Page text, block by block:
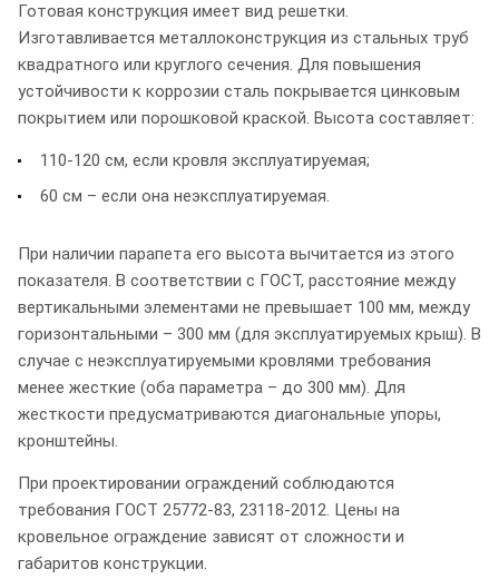
Готовая конструкция имеет вид решетки.
Изготавливается металлоконструкция из стальных труб
квадратного или круглого сечения. Для повышения
устойчивости к коррозии сталь покрывается цинковым
покрытием или порошковой краской. Высота составляет:
110-120 см, если кровля эксплуатируемая;
60 см – если она неэксплуатируемая.
При наличии парапета его высота вычитается из этого
показателя. В соответствии с ГОСТ, расстояние между
вертикальными элементами не превышает 100 мм, между
горизонтальными – 300 мм (для эксплуатируемых крыш). В
случае с неэксплуатируемыми кровлями требования
менее жесткие (оба параметра – до 300 мм). Для
жесткости предусматриваются диагональные упоры,
кронштейны.
При проектировании ограждений соблюдаются
требования ГОСТ 25772-83, 23118-2012. Цены на
кровельное ограждение зависят от сложности и
габаритов конструкции.